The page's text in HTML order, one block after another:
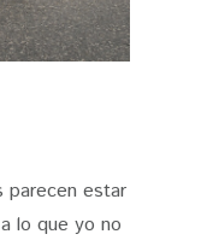
parecen estar
lo que yo no